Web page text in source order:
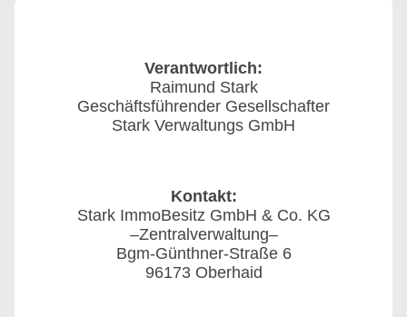
Verantwortlich:
Raimund Stark
Geschäftsführender Gesellschafter
Stark Verwaltungs GmbH
Kontakt:
Stark ImmoBesitz GmbH & Co. KG
–Zentralverwaltung–
Bgm-Günthner-Straße 6
96173 Oberhaid